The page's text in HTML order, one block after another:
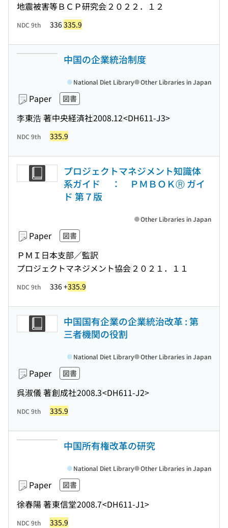
地震被害等ＢＣＰ研究会 ２０２２．１２
NDC 9th 336335.9
中国の企業統治制度
Paper 図書
李東浩 著中央経済社2008.12<DH611-J3>
National Diet Library Other Libraries in Japan
NDC 9th 335.9
プロジェクトマネジメント知識体
系ガイド ： ＰＭＢＯＫⓇ ガイ
ド 第７版
Paper 図書
ＰＭＩ日本支部／監訳
プロジェクトマネジメント協会 ２０２１．１１
Other Libraries in Japan
NDC 9th 336 +335.9
中国国有企業の企業統治改革 : 第
三者機関の役割
Paper 図書
呉淑儀 著創成社2008.3<DH611-J2>
National Diet Library Other Libraries in Japan
NDC 9th 335.9
中国所有権改革の研究
Paper 図書
徐春陽 著東信堂2008.7<DH611-J1>
National Diet Library Other Libraries in Japan
NDC 9th 335.9